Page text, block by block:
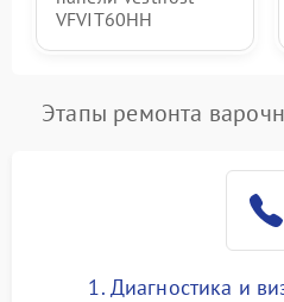
VFVIT60HH
Этапы ремонта
1. Диагностика и